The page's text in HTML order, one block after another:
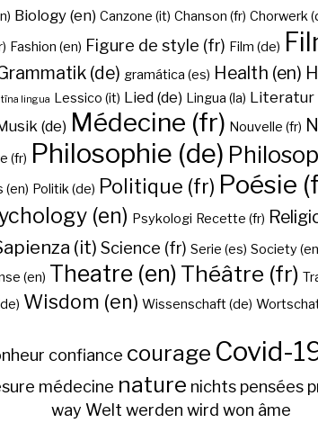
Biology (en) Canzone (it) Chanson (fr) Chorwerk
Fashion (en) Figure de style (fr) Film (de)
(de) gramática (es) Health (en)
lingua Lessico (it) Lied (de) Lingua (la) Literatur
(de) Médecine (fr) Nouvelle (fr)
(fr) Philosophie (de)
(en) Politik (de) Politique (fr) Poésie
(en) Psykologi Recette (fr)
(it) Science (fr) Serie (es) Society
(en) Theatre (en) Théâtre (fr)
Wisdom (en) Wissenschaft (de)
confiance courage Covid-
médecine nature nichts pensées
way Welt werden wird won âme